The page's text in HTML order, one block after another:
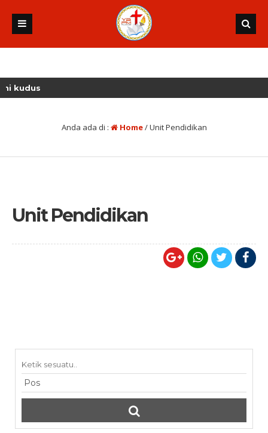
Anda ada di : Home/Unit Pendidikan
Unit Pendidikan